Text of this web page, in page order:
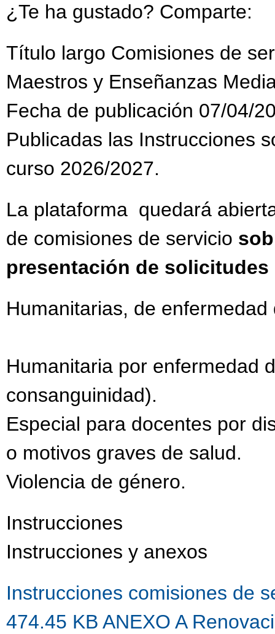
¿Te ha gustado? Comparte:
Título largo Comisiones de
Maestros y Enseñanzas
Fecha de publicación 07/04/
Publicadas las Instrucciones
curso 2026/2027.
La plataforma quedará
de comisiones de servicio
presentación de solicitudes
Humanitarias, de
Humanitaria por enfermedad
consanguinidad).
Especial para docentes por
o motivos graves de salud.
Violencia de género.
Instrucciones
Instrucciones y anexos
Instrucciones comisiones de
474.45 KB ANEXO A